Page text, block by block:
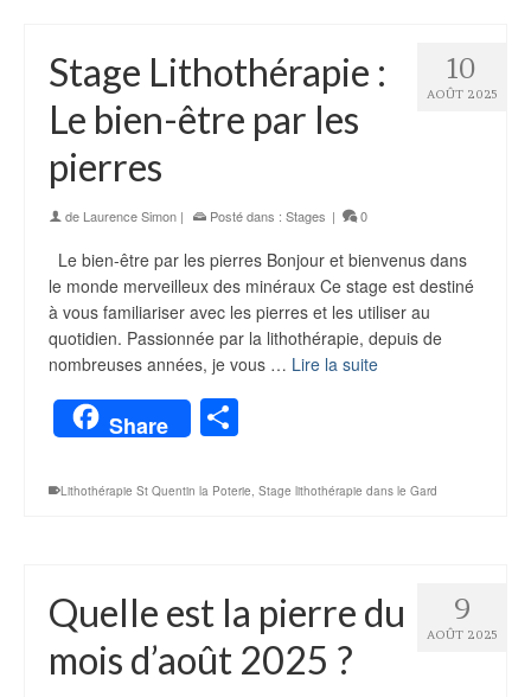
10
AOÛT 2025
Stage Lithothérapie :
Le bien-être par les
pierres
de Laurence Simon | Posté dans : Stages | 0
Le bien-être par les pierres Bonjour et bienvenus dans
le monde merveilleux des minéraux Ce stage est destiné
à vous familiariser avec les pierres et les utiliser au
quotidien. Passionnée par la lithothérapie, depuis de
nombreuses années, je vous … Lire la suite
Share
Lithothérapie St Quentin la Poterie Stage lithothérapie dans le Gard
9
AOÛT 2025
Quelle est la pierre du
mois d’août 2025 ?